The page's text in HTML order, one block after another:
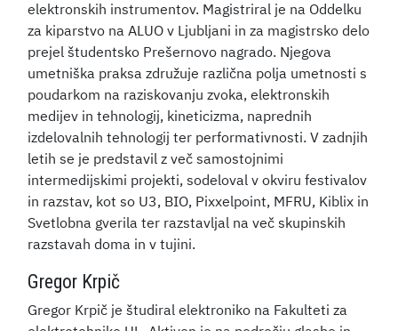
elektronskih instrumentov. Magistriral je na Oddelku
za kiparstvo na ALUO v Ljubljani in za magistrsko delo
prejel študentsko Prešernovo nagrado. Njegova
umetniška praksa združuje različna polja umetnosti s
poudarkom na raziskovanju zvoka, elektronskih
medijev in tehnologij, kineticizma, naprednih
izdelovalnih tehnologij ter performativnosti. V zadnjih
letih se je predstavil z več samostojnimi
intermedijskimi projekti, sodeloval v okviru festivalov
in razstav, kot so U3, BIO, Pixxelpoint, MFRU, Kiblix in
Svetlobna gverila ter razstavljal na več skupinskih
razstavah doma in v tujini.
Gregor Krpič
Gregor Krpič je študiral elektroniko na Fakulteti za